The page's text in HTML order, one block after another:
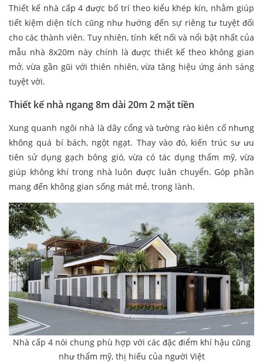
Thiết kế nhà cấp 4 được bố trí theo kiểu khép kín, nhằm giúp
tiết kiệm diện tích cũng như hướng đến sự riêng tư tuyệt đối
cho các thành viên. Tuy nhiên, tính kết nối và nổi bật nhất của
mẫu nhà 8x20m này chính là được thiết kế theo không gian
mở, vừa gần gũi với thiên nhiên, vừa tăng hiệu ứng ánh sáng
tuyệt vời.
Thiết kế nhà ngang 8m dài 20m 2 mặt tiền
Xung quanh ngôi nhà là dãy cổng và tường rào kiên cố nhưng
không quá bí bách, ngột ngạt. Thay vào đó, kiến trúc sư ưu
tiên sử dụng gạch bông gió, vừa có tác dụng thẩm mỹ, vừa
giúp không khí trong nhà luôn được luân chuyển. Góp phần
mang đến không gian sống mát mẻ, trong lành.
Nhà cấp 4 nói chung phù hợp với các đặc điểm khí hậu cũng
như thẩm mỹ, thị hiếu của người Việt